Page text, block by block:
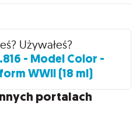
Używałeś?
- Model Color -
WWII (18 ml)
portalach